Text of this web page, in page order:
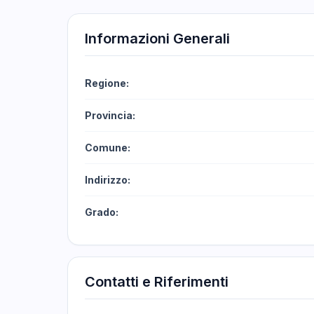
Informazioni Generali
Regione:
Provincia:
Comune:
Indirizzo:
Grado:
Contatti e Riferimenti